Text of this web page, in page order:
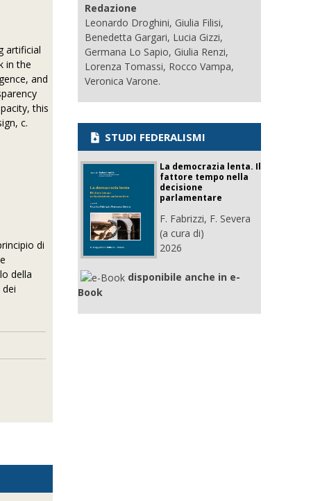
artificial
in the
and
this
c.
di
della
Redazione
Leonardo Droghini, Giulia Filisi,
Benedetta Gargari, Lucia Gizzi,
Germana Lo Sapio, Giulia Renzi,
Lorenza Tomassi, Rocco Vampa,
Veronica Varone.
STUDI FEDERALISMI
La democrazia lenta. Il
fattore tempo nella
decisione
parlamentare
F. Fabrizzi, F. Severa
(a cura di)
2026
disponibile anche in e-
Book